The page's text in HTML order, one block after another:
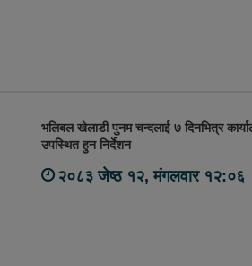
भलिबल खेलाडी पुनम चन्दलाई ७ दिनभित्र
उपस्थित हुन निर्देशन
२०८३ जेष्ठ १२, मंगलवार १२:०६